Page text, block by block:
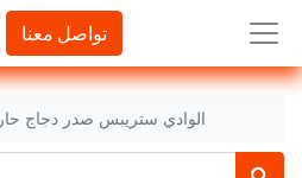
تواصل معنا
الوادي ستريبس صدر دجاج حار 400 غم_1